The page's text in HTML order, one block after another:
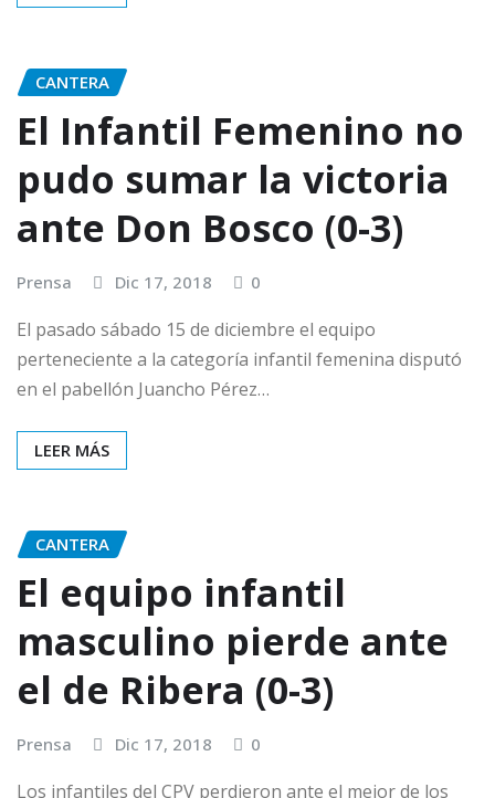
CANTERA
El Infantil Femenino no
pudo sumar la victoria
ante Don Bosco (0-3)
Prensa Dic 17, 2018 0
El pasado sábado 15 de diciembre el equipo
perteneciente a la categoría infantil femenina disputó
en el pabellón Juancho Pérez…
LEER MÁS
CANTERA
El equipo infantil
masculino pierde ante
el de Ribera (0-3)
Prensa Dic 17, 2018 0
Los infantiles del CPV perdieron ante el mejor de los